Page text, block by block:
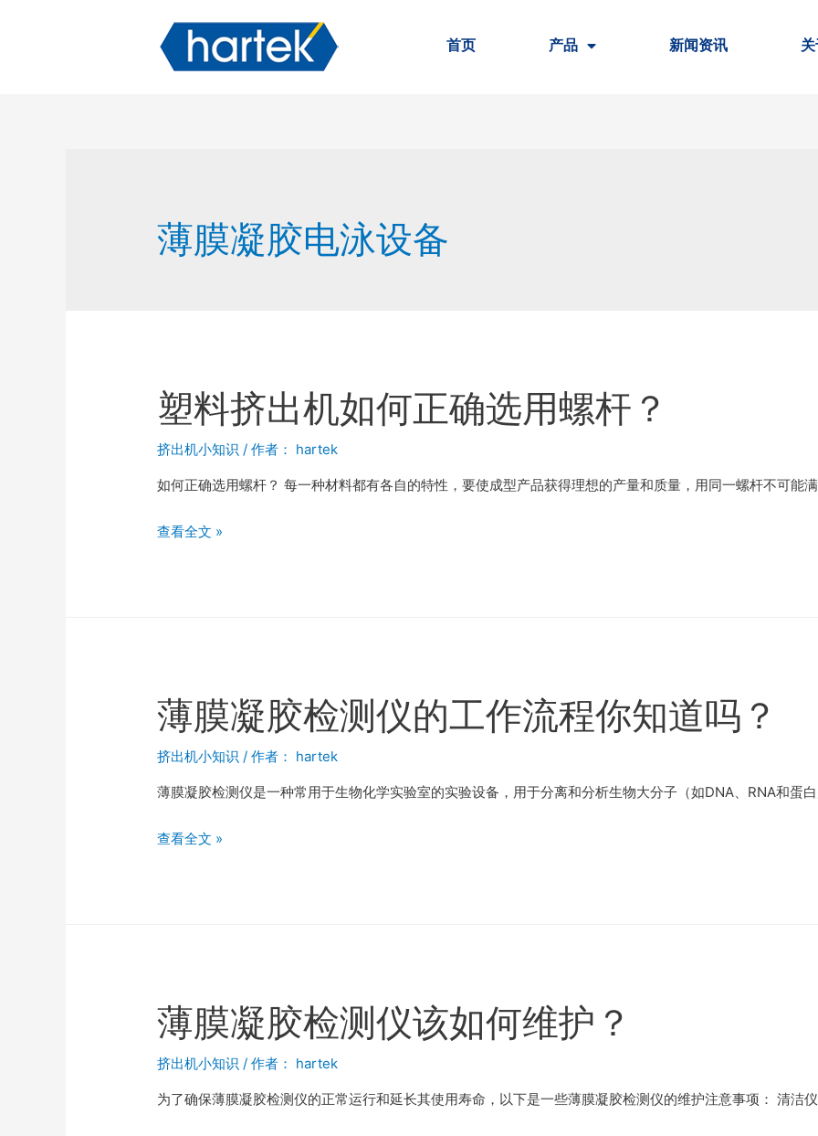
首页 产品 新闻资讯
薄膜凝胶电泳设备
塑料挤出机如何正确选用螺杆？
挤出机小知识 / 作者： hartek
如何正确选用螺杆？ 每一种材料都有各自的特性，要使成型产品获得理想的产量和质量，用同一螺杆不可能
查看全文 »
薄膜凝胶检测仪的工作流程你知道吗？
挤出机小知识 / 作者： hartek
薄膜凝胶检测仪是一种常用于生物化学实验室的实验设备，用于分离和分析生物大分子（如DNA、RNA和蛋
查看全文 »
薄膜凝胶检测仪该如何维护？
挤出机小知识 / 作者： hartek
为了确保薄膜凝胶检测仪的正常运行和延长其使用寿命，以下是一些薄膜凝胶检测仪的维护注意事项： 清洁